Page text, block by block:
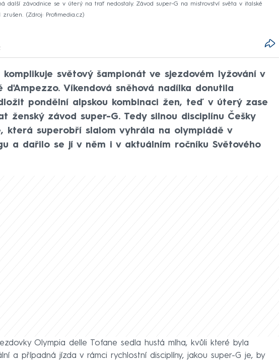
další závodnice se v úterý na trať nedostaly. Závod super-G na mistrovství světa v italské
zrušen.
Zdroj: Profimedia.cz
komplikuje světový šampionát ve sjezdovém lyžování v
d'Ampezzo. Víkendová sněhová nadílka donutila
pondělní alpskou kombinaci žen, teď v úterý zase
ženský závod super-G. Tedy silnou disciplínu Češky
která superobří slalom vyhrála na olympiádě v
a dařilo se jí v něm i v aktuálním ročníku Světového
Olympia delle Tofane sedla hustá mlha, kvůli které byla
a případná jízda v rámci rychlostní disciplíny, jakou super-G je, by